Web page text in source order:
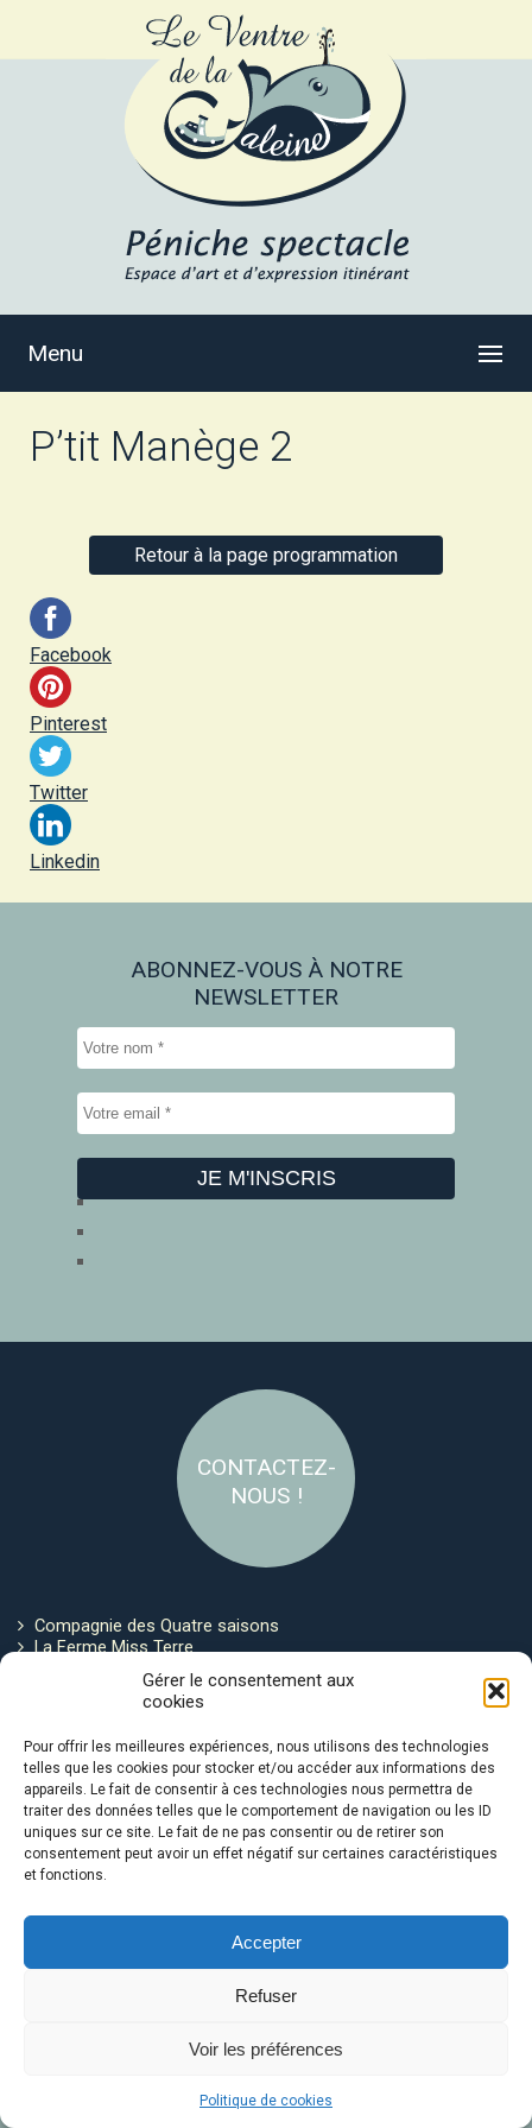
Gérer le consentement aux
cookies
Pour offrir les meilleures expériences, nous utilisons des technologies
telles que les cookies pour stocker et/ou accéder aux informations des
appareils. Le fait de consentir à ces technologies nous permettra de
traiter des données telles que le comportement de navigation ou les ID
uniques sur ce site. Le fait de ne pas consentir ou de retirer son
consentement peut avoir un effet négatif sur certaines caractéristiques
et fonctions.
Accepter
Refuser
Voir les préférences
Politique de cookies
Menu
P’tit Manège 2
Retour à la page programmation
Facebook
Pinterest
Twitter
Linkedin
ABONNEZ-VOUS À NOTRE
NEWSLETTER
CONTACTEZ-
NOUS !
Compagnie des Quatre saisons
La Ferme Miss Terre
Politique de cookies
Avec le soutien de :
Le Ventre de la Baleine © 2026